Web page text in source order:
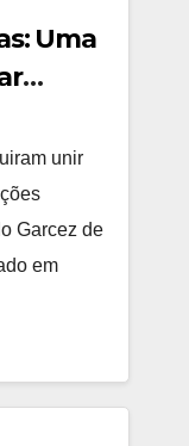
Uma
unir
Garcez de
em